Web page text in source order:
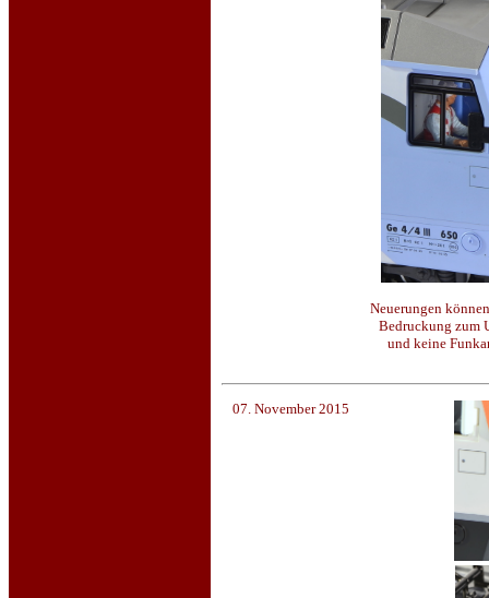
Neuerungen
Bedruckung zum
und keine
07. November 2015